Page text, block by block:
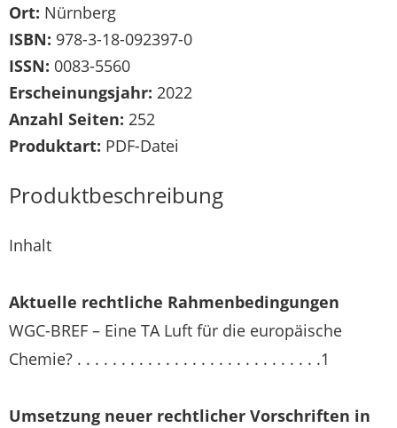
Ort: Nürnberg
ISBN: 978-3-18-092397-0
ISSN: 0083-5560
Erscheinungsjahr: 2022
Anzahl Seiten: 252
Produktart: PDF-Datei
Produktbeschreibung
Inhalt
Aktuelle rechtliche Rahmenbedingungen
WGC-BREF – Eine TA Luft für die europäische
Chemie? . . . . . . . . . . . . . . . . . . . . . . . . . . . .1
Umsetzung neuer rechtlicher Vorschriften in